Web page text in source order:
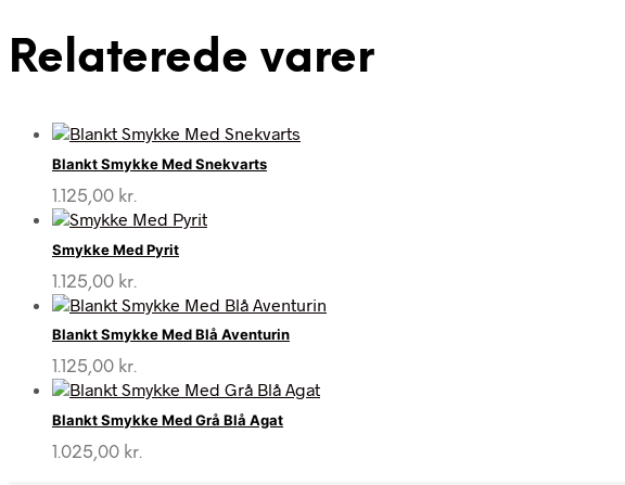
Relaterede varer
Blankt Smykke Med Snekvarts
1.125,00 kr.
Smykke Med Pyrit
1.125,00 kr.
Blankt Smykke Med Blå Aventurin
1.125,00 kr.
Blankt Smykke Med Grå Blå Agat
1.025,00 kr.